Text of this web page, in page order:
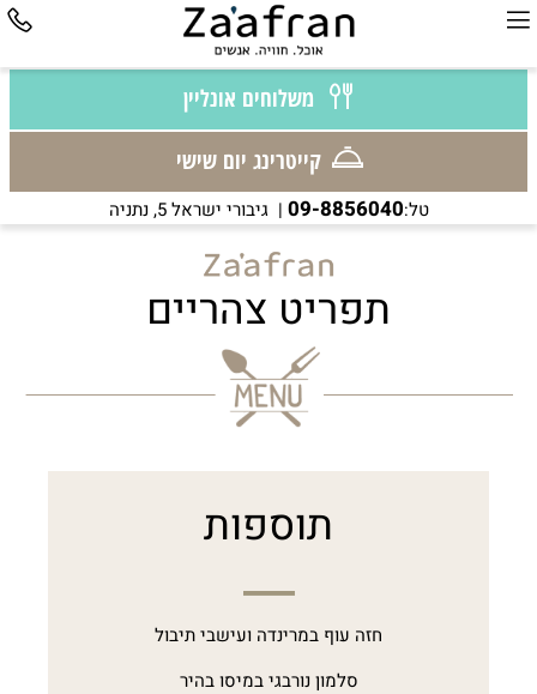
משלוחים אונליין
קייטרינג יום שישי
טל:09-8856040 | גיבורי ישראל 5, נתניה
תפריט צהריים
תוספות
חזה עוף במרינדה ועישבי תיבול
סלמון נורבגי במיסו בהיר